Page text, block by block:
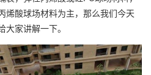
烯酸球场材料为主，那么我们今天
大家讲解一下。